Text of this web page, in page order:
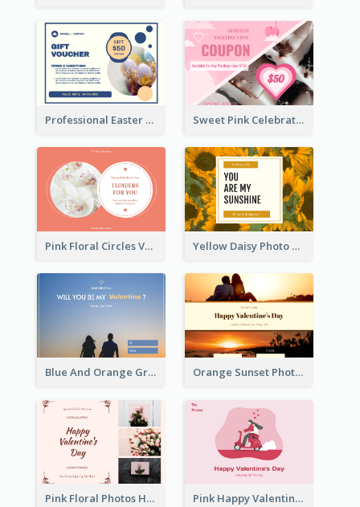
Professional Easter Discount Gift Card Design Sweet Pink Celebration Gift Card Template Design
Pink Floral Circles Valentines Day Gift Card Yellow Daisy Photo Valentines Day Gift Card
Blue And Orange Gradient Photo Valentines Day Gift Card Orange Sunset Photo Valentines Day Gift Card
Pink Floral Photos Happy Valentines Day Gift Card Pink Happy Valentine's Day Illustration Gift Card